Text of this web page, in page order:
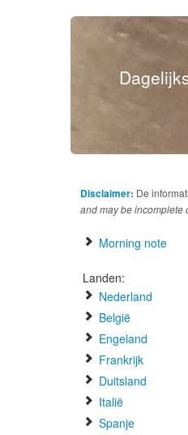
Disclaimer: De
and may be incomplete
Morning note
Landen:
Nederland
België
Engeland
Frankrijk
Duitsland
Italië
Spanje